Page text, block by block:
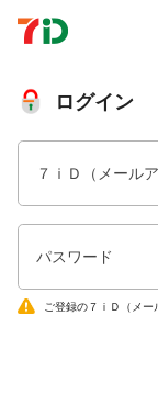
ログイン
７ｉＤ（メール
パスワード
ご登録の７ｉＤ（メー